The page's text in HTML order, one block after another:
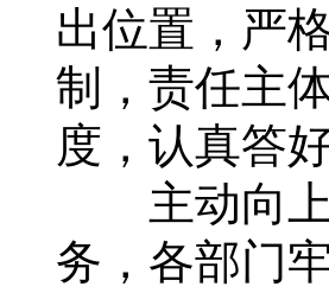
出位置，严
制，责任主
度，认真答
主动向上
务，各部门